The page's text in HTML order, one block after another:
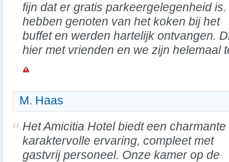
fijn dat er gratis parkeergelegenheid
hebben genoten van het koken bij het
buffet en werden hartelijk ontvangen.
hier met vrienden en we zijn helemaal
M. Haas
Het Amicitia Hotel biedt een charmante
karaktervolle ervaring, compleet met
gastvrij personeel. Onze kamer op de